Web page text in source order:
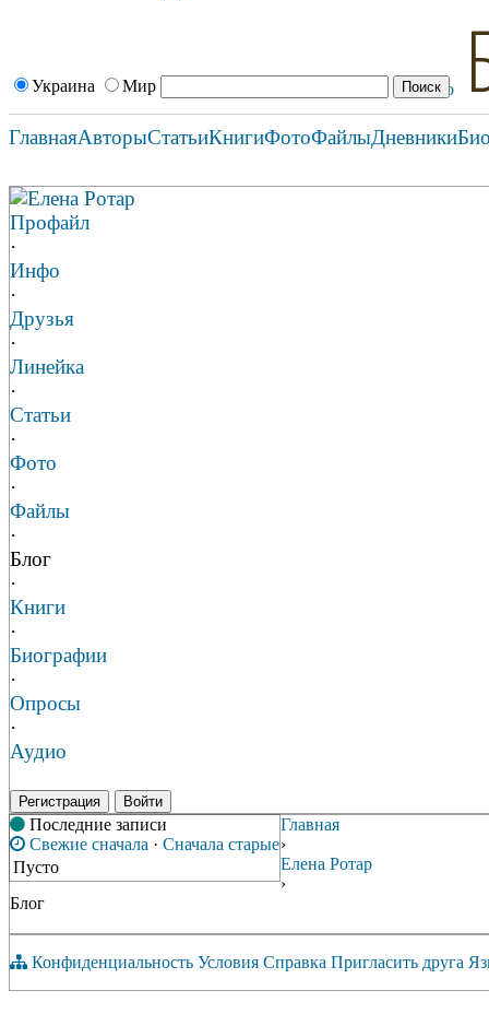
Украина Мир
ГлавнаяАвторыСтатьиКнигиФотоФайлыДневники
Елена Ротар
Профайл
·
Инфо
·
Друзья
·
Линейка
·
Статьи
·
Фото
·
Файлы
·
Блог
·
Книги
·
Биографии
·
Опросы
·
Аудио
Регистрация Войти
Последние записи
Свежие сначала · Сначала старые
Пусто
Главная
›
Елена Ротар
›
Блог
Конфиденциальность Условия Справка Пригласить друга